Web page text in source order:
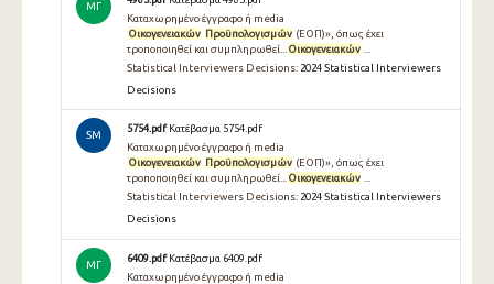
ΜΓ
Καταχωρημένο έγγραφο ή media
Οικογενειακών Προϋπολογισμών (ΕΟΠ)», όπως έχει
τροποποιηθεί και συμπληρωθεί...
Οικογενειακών
Statistical Interviewers Decisions: 2024 Statistical Interviewers
Decisions
SM
5754.pdf Κατέβασμα 5754.pdf
Καταχωρημένο έγγραφο ή media
Οικογενειακών Προϋπολογισμών (ΕΟΠ)», όπως έχει
τροποποιηθεί και συμπληρωθεί... Οικογενειακών ...
Statistical Interviewers Decisions: 2024 Statistical Interviewers
Decisions
ΜΓ
6409.pdf Κατέβασμα 6409.pdf
Καταχωρημένο έγγραφο ή media